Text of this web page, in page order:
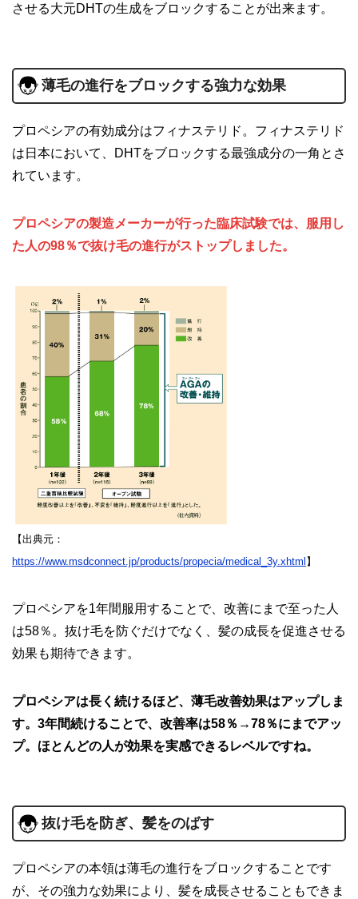
させる大元DHTの生成をブロックすることが出来ます。
薄毛の進行をブロックする強力な効果
プロペシアの有効成分はフィナステリド。フィナステリド
は日本において、DHTをブロックする最強成分の一角とさ
れています。
プロペシアの製造メーカーが行った臨床試験では、服用し
た人の98％で抜け毛の進行がストップしました。
【出典元：
https://www.msdconnect.jp/products/propecia/medical_3y.xhtml 】
プロペシアを1年間服用することで、改善にまで至った人
は58％。抜け毛を防ぐだけでなく、髪の成長を促進させる
効果も期待できます。
プロペシアは長く続けるほど、薄毛改善効果はアップしま
す。3年間続けることで、改善率は58％→78％にまでアッ
プ。ほとんどの人が効果を実感できるレベルですね。
抜け毛を防ぎ、髪をのばす
プロペシアの本領は薄毛の進行をブロックすることです
が、その強力な効果により、髪を成長させることもできま